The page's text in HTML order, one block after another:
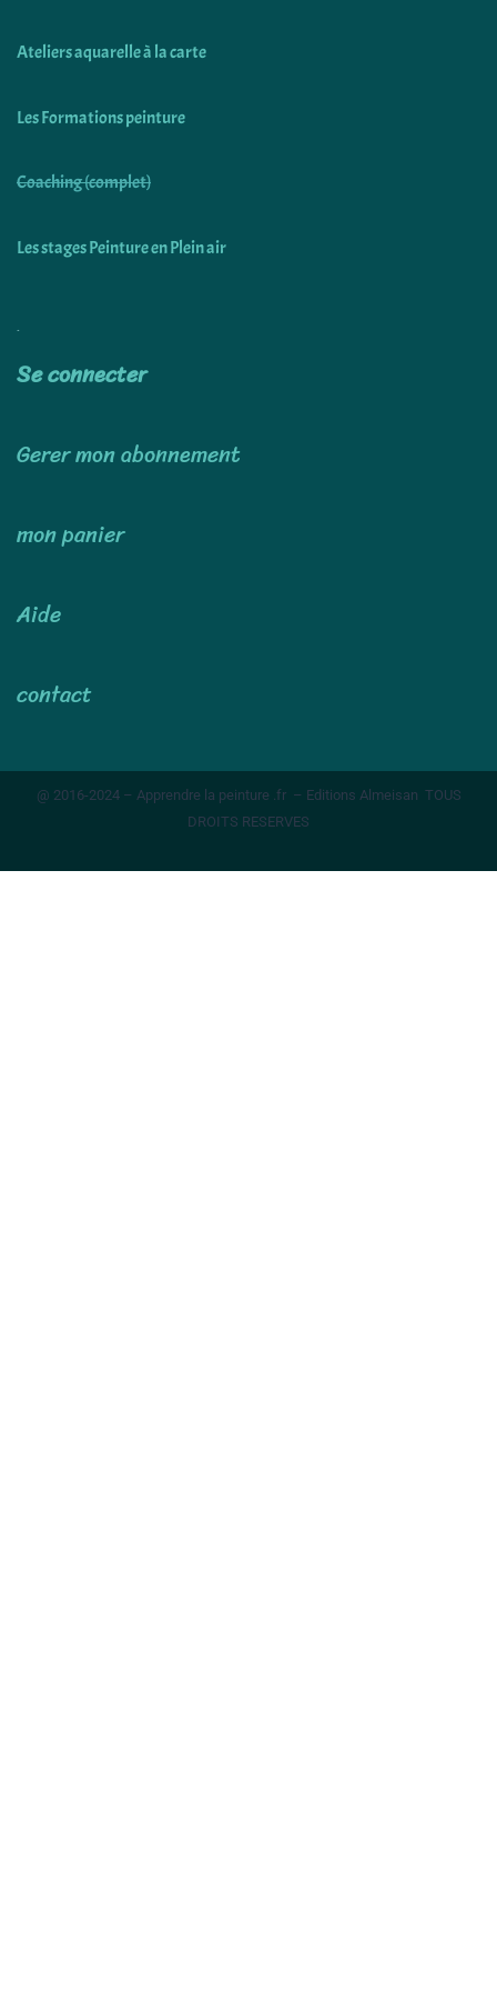
Ateliers aquarelle à la carte
Les Formations peinture
Coaching (complet)
Les stages Peinture en Plein air
Se connecter
Gerer mon abonnement
mon panier
Aide
contact
@ 2016-2024 – Apprendre la peinture .fr – Editions Almeisan TOUS
DROITS RESERVES